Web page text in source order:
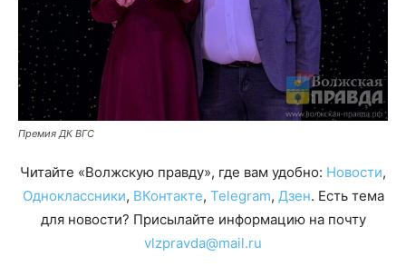
Премия ДК ВГС
Читайте «Волжскую правду», где вам удобно: Новости,
Одноклассники, ВКонтакте, Telegram, Дзен. Есть тема
для новости? Присылайте информацию на почту
vlzpravda@mail.ru